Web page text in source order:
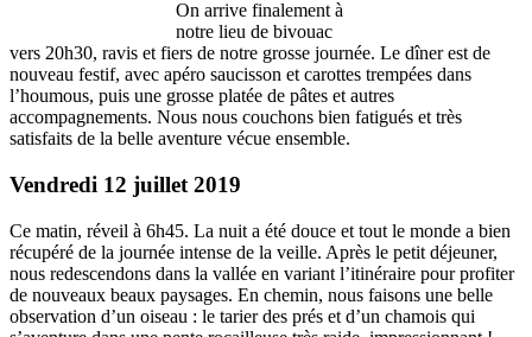
On arrive finalement à
notre lieu de bivouac
vers 20h30, ravis et fiers de notre grosse journée. Le dîner est de
nouveau festif, avec apéro saucisson et carottes trempées dans
l’houmous, puis une grosse platée de pâtes et autres
accompagnements. Nous nous couchons bien fatigués et très
satisfaits de la belle aventure vécue ensemble.
Vendredi 12 juillet 2019
Ce matin, réveil à 6h45. La nuit a été douce et tout le monde a bien
récupéré de la journée intense de la veille. Après le petit déjeuner,
nous redescendons dans la vallée en variant l’itinéraire pour profiter
de nouveaux beaux paysages. En chemin, nous faisons une belle
observation d’un oiseau : le tarier des prés et d’un chamois qui